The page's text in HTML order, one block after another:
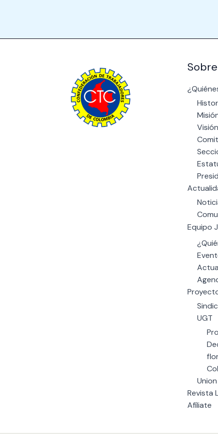
Visión
Equipo
UGT
Revista
Afíliate